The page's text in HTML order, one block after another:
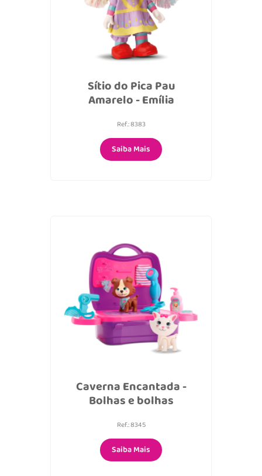
Sítio do Pica Pau
Amarelo - Emília
Ref.: 8383
Saiba Mais
Caverna Encantada -
Bolhas e bolhas
Ref.: 8345
Saiba Mais